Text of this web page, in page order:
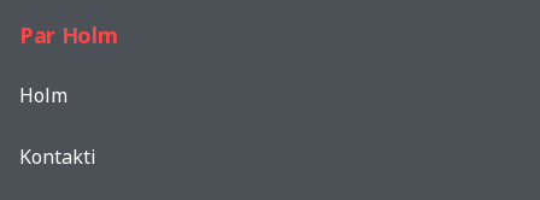
Par Holm
Holm
Kontakti